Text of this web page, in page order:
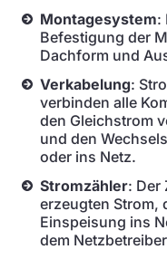
Montagesystem:
Befestigung der
Dachform und
Verkabelung:
verbinden alle
den Gleichstrom
und den
oder ins Netz.
Stromzähler: Der
erzeugten Strom,
Einspeisung ins
dem